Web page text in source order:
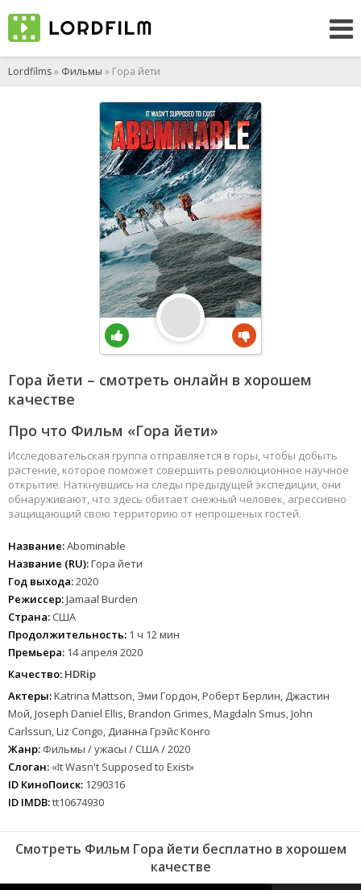
Lordfilms» Фильмы » Гора йети
Гора йети – смотреть онлайн в хорошем
качестве
Про что Фильм «Гора йети»
Исследовательская группа отправляется в горы, чтобы добыть
растение, которое поможет совершить революционное научное
открытие. Наткнувшись на следы предыдущей экспедиции, они
обнаруживают, что здесь обитает снежный человек, агрессивно
защищающий свою территорию от непрошеных гостей.
Название:Abominable
Название (RU):Гора йети
Год выхода:2020
Режиссер:Jamaal Burden
Страна: США
Продолжительность: 1 ч 12 мин
Премьера: 14 апреля 2020
Качество: HDRip
Актеры:Katrina Mattson, Эми Гордон, Роберт Берлин, Джастин
Мой, Joseph Daniel Ellis, Brandon Grimes, Magdaln Smus, John
Carlssun, Liz Congo, Дианна Грэйс Конго
Жанр: Фильмы / ужасы / США / 2020
Слоган: «It Wasn't Supposed to Exist»
ID КиноПоиск: 1290316
ID IMDB:tt10674930
Смотреть Фильм Гора йети бесплатно в хорошем
качестве